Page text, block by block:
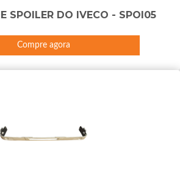
SPOILER DO IVECO - SPOI05
Compre agora